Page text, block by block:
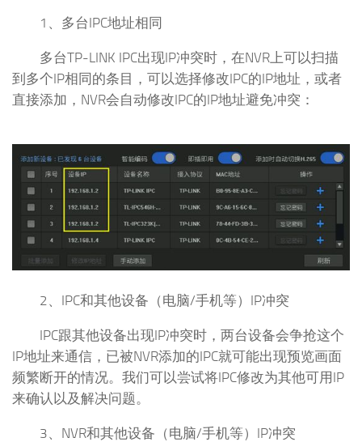
1、多台IPC地址相同
多台TP-LINK IPC出现IP冲突时，在NVR上可以扫描
到多个IP相同的条目，可以选择修改IPC的IP地址，或者
直接添加，NVR会自动修改IPC的IP地址避免冲突：
2、IPC和其他设备（电脑/手机等）IP冲突
IPC跟其他设备出现IP冲突时，两台设备会争抢这个
IP地址来通信，已被NVR添加的IPC就可能出现预览画面
频繁断开的情况。我们可以尝试将IPC修改为其他可用IP
来确认以及解决问题。
3、NVR和其他设备（电脑/手机等）IP冲突